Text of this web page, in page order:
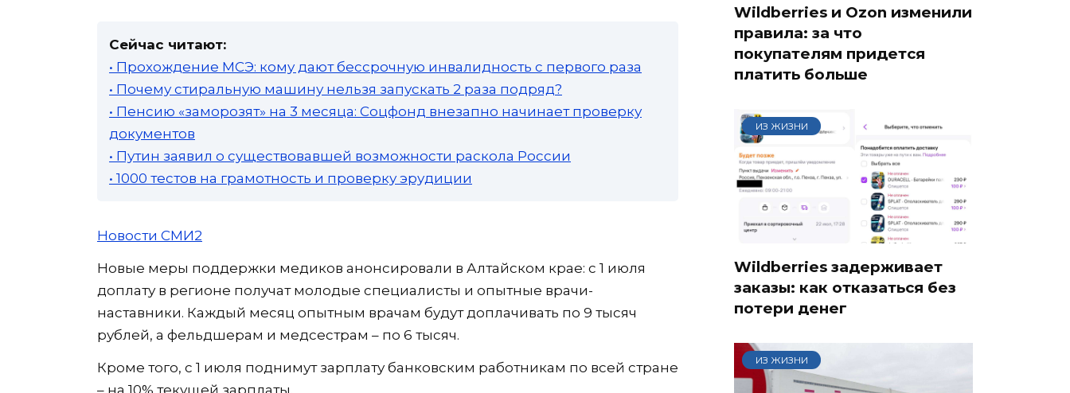
Сейчас читают:
• Прохождение МСЭ: кому дают бессрочную инвалидность с первого раза
• Почему стиральную машину нельзя запускать 2 раза подряд?
• Пенсию «заморозят» на 3 месяца: Соцфонд внезапно начинает проверку
документов
• Путин заявил о существовавшей возможности раскола России
• 1000 тестов на грамотность и проверку эрудиции
Новости СМИ2
Новые меры поддержки медиков анонсировали в Алтайском крае: с 1 июля
доплату в регионе получат молодые специалисты и опытные врачи-
наставники. Каждый месяц опытным врачам будут доплачивать по 9 тысяч
рублей, а фельдшерам и медсестрам – по 6 тысяч.
Кроме того, с 1 июля поднимут зарплату банковским работникам по всей стране
– на 10% текущей зарплаты.
Wildberries и Ozon изменили
правила: за что
покупателям придется
платить больше
ИЗ ЖИЗНИ
Wildberries задерживает
заказы: как отказаться без
потери денег
ИЗ ЖИЗНИ